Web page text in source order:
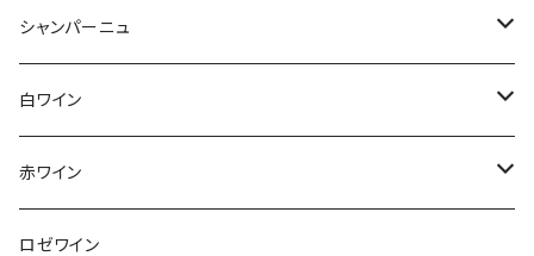
シャンパーニュ
アンリ・ジロー
アンリ・ビリオ・フィス
エティエンヌ・ルフェーヴル
白ワイン
フランス
アルザス
ドイツ
赤ワイン
フランス
ロゼワイン